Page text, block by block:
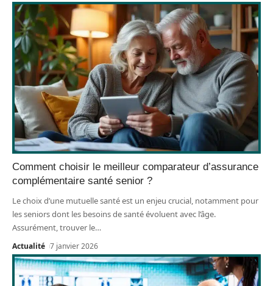
Comment choisir le meilleur comparateur d’assurance
complémentaire santé senior ?
Le choix d’une mutuelle santé est un enjeu crucial, notamment pour
les seniors dont les besoins de santé évoluent avec l’âge.
Assurément, trouver le…
Actualité 7 janvier 2026